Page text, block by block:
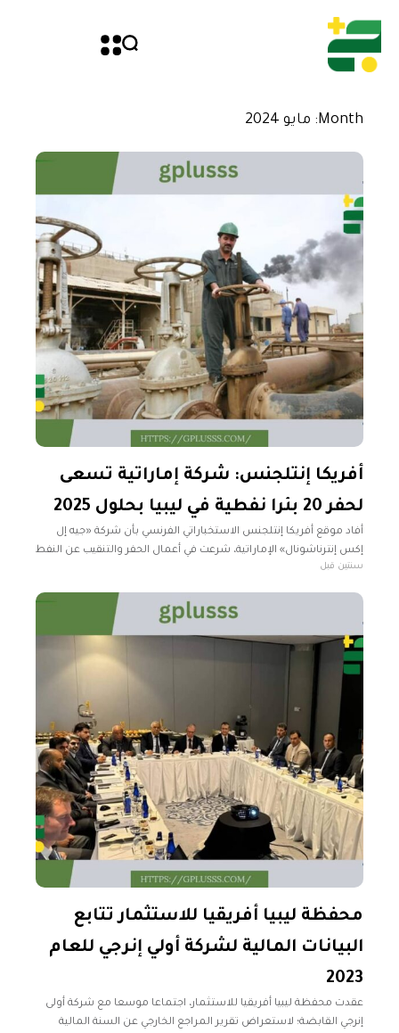
Month: مايو 2024
أفريكا إنتلجنس: شركة إماراتية تسعى
لحفر 20 بئرا نفطية في ليبيا بحلول 2025
أفاد موقع أفريكا إنتلجنس الاستخباراتي الفرنسي بأن شركة «جيه إل
إكس إنترناشونال» الإماراتية، شرعت في أعمال الحفر والتنقيب عن النفط
بحقول الواحة بمدينة سرت. وأوضح الموقع، في تقرير له، أن
سنتين قبل
محفظة ليبيا أفريقيا للاستثمار تتابع
البيانات المالية لشركة أولي إنرجي للعام
2023
عقدت محفظة ليبيا أفريقيا للاستثمار، اجتماعا موسعا مع شركة أولى
إنرجي القابضة؛ لاستعراض تقرير المراجع الخارجي عن السنة المالية